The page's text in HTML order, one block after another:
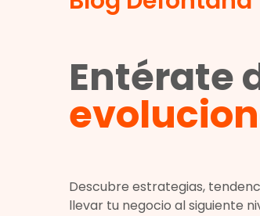
Entérate
Descubre estrategias,
llevar tu negocio al siguiente